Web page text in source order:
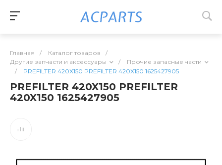
Главная / Каталог товаров
/
Другие запчасти и аксессуары
/
Прочие запасные части
/
PREFILTER 420X150 PREFILTER 420X150 1625427905
PREFILTER 420X150 PREFILTER
420X150 1625427905